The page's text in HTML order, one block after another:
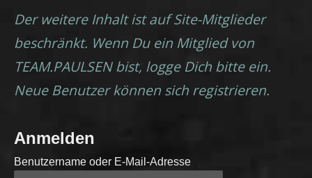
Der weitere Inhalt ist auf Site-Mitglieder
beschränkt. Wenn Du ein Mitglied von
TEAM.PAULSEN bist, logge Dich bitte ein.
Neue Benutzer können sich registrieren.
Anmelden
Benutzername oder E-Mail-Adresse